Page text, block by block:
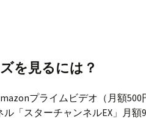
を見るには？
プライムビデオ（月額
「スターチャンネルEX」月額